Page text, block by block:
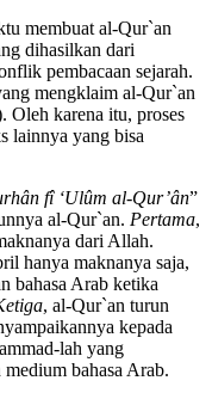
membuat al-Qur`an
dihasilkan dari
pembacaan sejarah.
mengklaim al-Qur`an
Oleh karena itu, proses
lainnya yang bisa
fî ‘Ulûm al-Qur’ân”
al-Qur`an. Pertama,
dari Allah.
hanya maknanya saja,
bahasa Arab ketika
, al-Qur`an turun
kepada
lah yang
bahasa Arab.